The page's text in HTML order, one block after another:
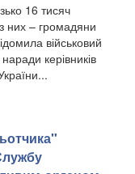
16 тисяч
них – громадяни
військовий
керівників